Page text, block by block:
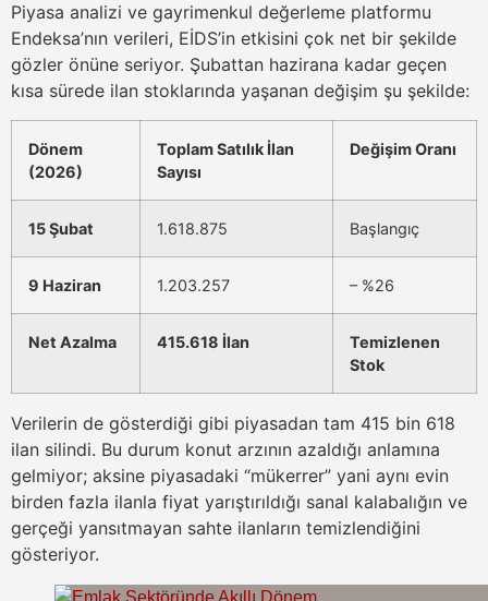
Piyasa analizi ve gayrimenkul değerleme platformu
Endeksa’nın verileri, EİDS’in etkisini çok net bir şekilde
gözler önüne seriyor. Şubattan hazirana kadar geçen
kısa sürede ilan stoklarında yaşanan değişim şu şekilde:
Dönem
(2026)
Toplam Satılık İlan
Sayısı
Değişim Oranı
15 Şubat 1.618.875 Başlangıç
9 Haziran 1.203.257 – %26
Net Azalma 415.618 İlan
Temizlenen
Stok
Verilerin de gösterdiği gibi piyasadan tam 415 bin 618
ilan silindi. Bu durum konut arzının azaldığı anlamına
gelmiyor; aksine piyasadaki “mükerrer” yani aynı evin
birden fazla ilanla fiyat yarıştırıldığı sanal kalabalığın ve
gerçeği yansıtmayan sahte ilanların temizlendiğini
gösteriyor.